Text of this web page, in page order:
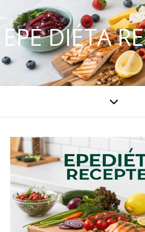
EPE DIÉTA